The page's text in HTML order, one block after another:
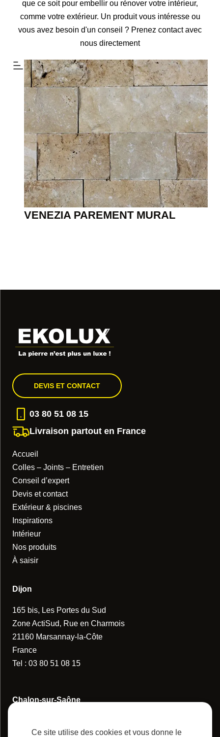
que ce soit pour embellir ou rénover votre intérieur,
comme votre extérieur. Un produit vous intéresse ou
vous avez besoin d'un conseil ? Prenez contact avec
nous directement
VENEZIA PAREMENT MURAL
DEVIS ET CONTACT
03 80 51 08 15
Livraison partout en France
Accueil
Colles – Joints – Entretien
Conseil d’expert
Devis et contact
Extérieur & piscines
Inspirations
Intérieur
Nos produits
À saisir
Dijon
165 bis, Les Portes du Sud
Zone ActiSud, Rue en Charmois
21160 Marsannay-la-Côte
France
Tel : 03 80 51 08 15
Chalon-sur-Saône
71880 Châtenoy-le-Royal
Ce site utilise des cookies et vous donne le